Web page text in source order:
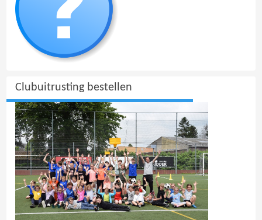
Clubuitrusting bestellen